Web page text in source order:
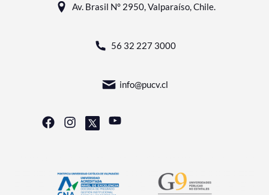
Av. Brasil N° 2950, Valparaíso, Chile.
56 32 227 3000
info@pucv.cl